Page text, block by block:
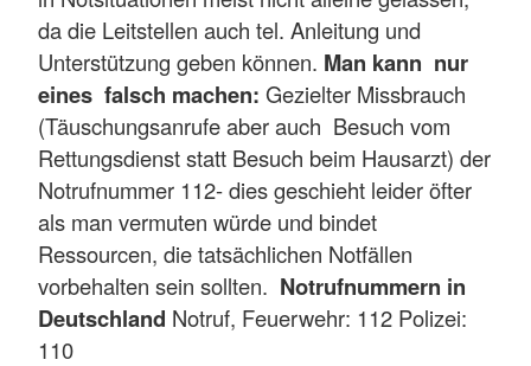
da die Leitstellen auch tel. Anleitung und
Unterstützung geben können. Man kann nur
eines falsch machen: Gezielter Missbrauch
(Täuschungsanrufe aber auch Besuch vom
Rettungsdienst statt Besuch beim Hausarzt) der
Notrufnummer 112- dies geschieht leider öfter
als man vermuten würde und bindet
Ressourcen, die tatsächlichen Notfällen
vorbehalten sein sollten. Notrufnummern in
Deutschland Notruf, Feuerwehr: 112 Polizei:
110